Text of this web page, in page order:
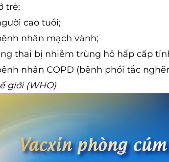
trẻ;
cao tuổi;
nhân mạch vành;
thai bị nhiễm trùng hô hấp cấp
nhân COPD (bệnh phổi tắc
giới (WHO)